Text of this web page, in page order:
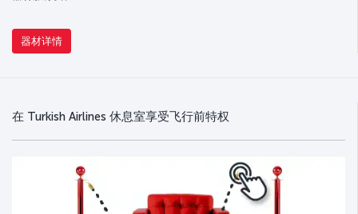
器材详情
在 Turkish Airlines 休息室享受飞行前特权